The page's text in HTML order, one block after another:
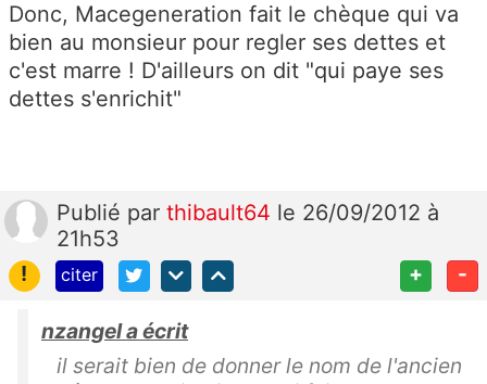
Donc, Macegeneration fait le chèque qui va
bien au monsieur pour regler ses dettes et
c'est marre ! D'ailleurs on dit "qui paye ses
dettes s'enrichit"
Publié par thibault64 le 26/09/2012 à
21h53
!
citer + -
nzangel a écrit
il serait bien de donner le nom de l'ancien